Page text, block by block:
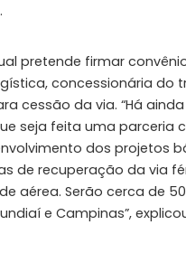
pretende firmar
concessionária do
cessão da via. “Há
seja feita uma parceria
dos projetos
de recuperação da via
aérea. Serão cerca de
e Campinas”,